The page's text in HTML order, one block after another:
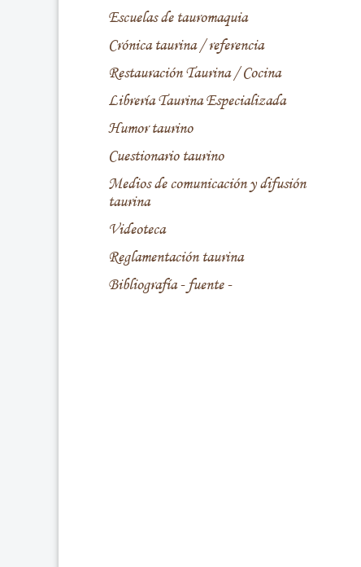
Escuelas de tauromaquia
Crónica taurina / referencia
Restauración Taurina / Cocina
Librería Taurina Especializada
Humor taurino
Cuestionario taurino
Medios de comunicación y difusión
taurina
Videoteca
Reglamentación taurina
Bibliografía - fuente -